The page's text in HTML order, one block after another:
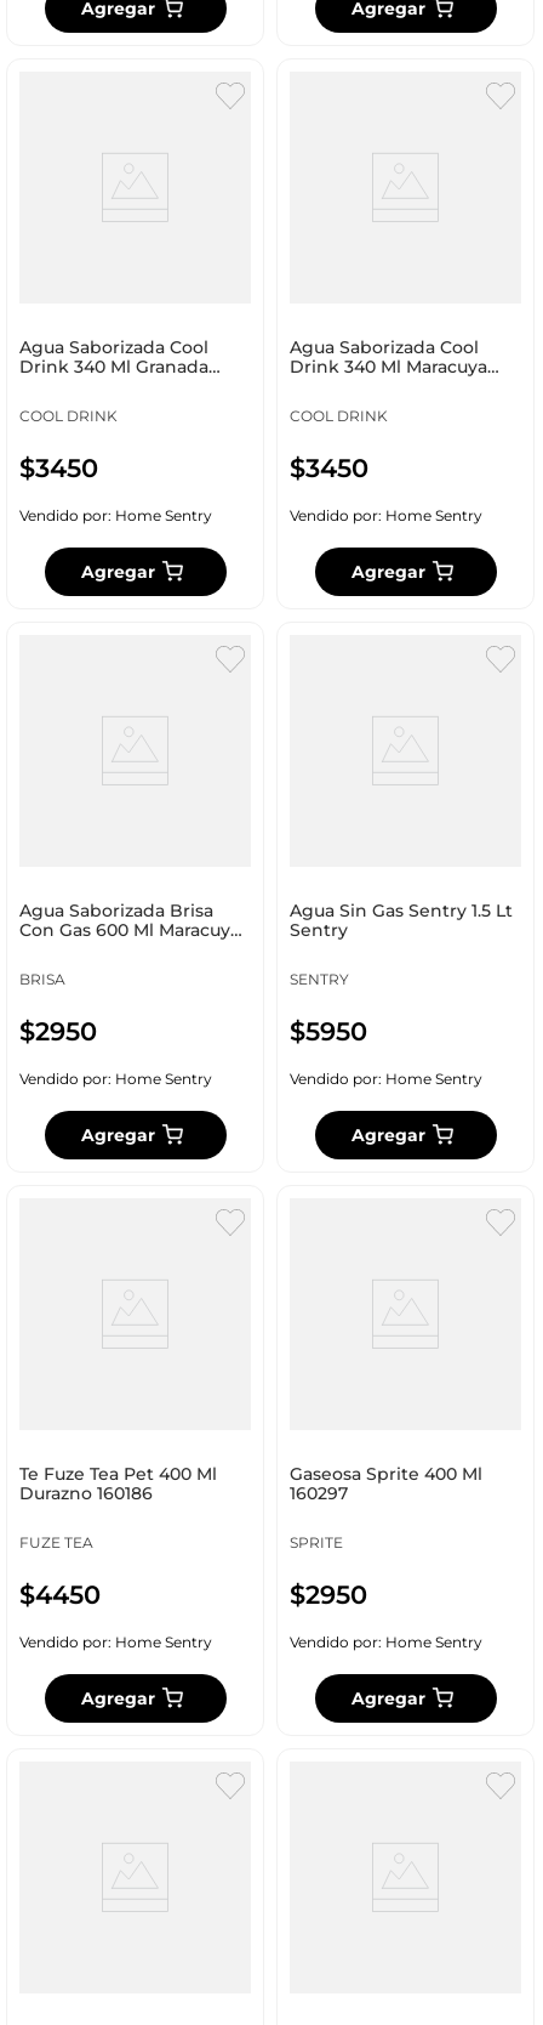
Agregar Agregar
Agua Saborizada Cool
Drink 340 Ml Granada
COOL DRINK
$3450
Vendido por: Home Sentry
Agregar
Agua Saborizada Cool
Drink 340 Ml Maracuya
COOL DRINK
$3450
Vendido por: Home Sentry
Agregar
Agua Saborizada Brisa
Con Gas 600 Ml Maracuya
BRISA
$2950
Vendido por: Home Sentry
Agregar
Agua Sin Gas Sentry 1.5 Lt
Sentry
SENTRY
$5950
Vendido por: Home Sentry
Agregar
Te Fuze Tea Pet 400 Ml
Durazno 160186
FUZE TEA
$4450
Vendido por: Home Sentry
Agregar
Gaseosa Sprite 400 Ml
160297
SPRITE
$2950
Vendido por: Home Sentry
Agregar